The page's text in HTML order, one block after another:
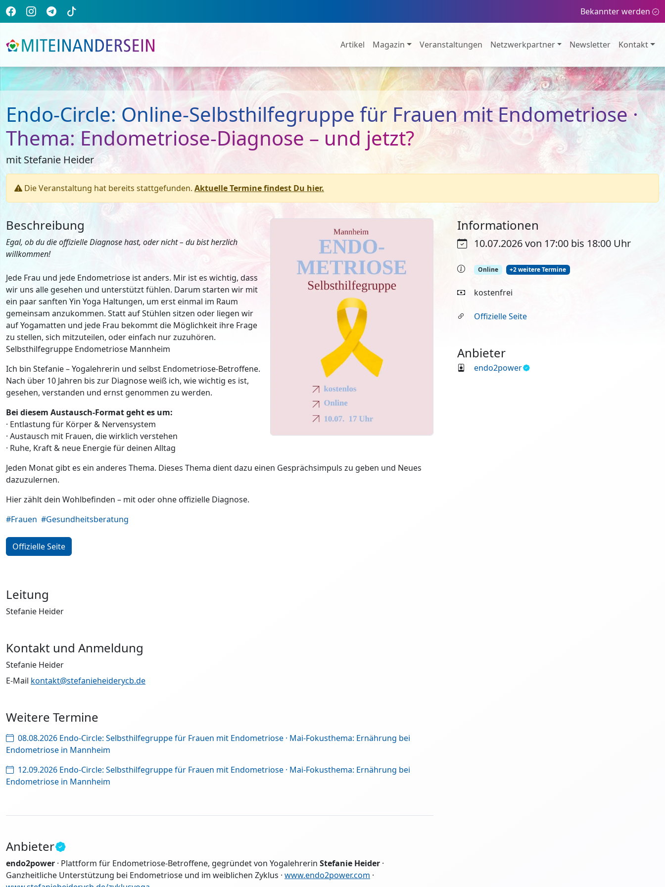
Bekannter werden
Artikel Magazin Veranstaltungen Netzwerkpartner Newsletter Kontakt
Endo-Circle: Online-Selbsthilfegruppe für Frauen mit Endometriose ·
Thema: Endometriose-Diagnose – und jetzt?
mit Stefanie Heider
Die Veranstaltung hat bereits stattgefunden. Aktuelle Termine findest Du hier.
Informationen
10.07.2026 von 17:00 bis 18:00 Uhr
Online +2 weitere Termine
kostenfrei
Offizielle Seite
Anbieter
endo2power
Beschreibung
Egal, ob du die offizielle Diagnose hast, oder nicht – du bist herzlich
willkommen!
Jede Frau und jede Endometriose ist anders. Mir ist es wichtig, dass
wir uns alle gesehen und unterstützt fühlen. Darum starten wir mit
ein paar sanften Yin Yoga Haltungen, um erst einmal im Raum
gemeinsam anzukommen. Statt auf Stühlen sitzen oder liegen wir
auf Yogamatten und jede Frau bekommt die Möglichkeit ihre Frage
zu stellen, sich mitzuteilen, oder einfach nur zuzuhören.
Selbsthilfegruppe Endometriose Mannheim
Ich bin Stefanie – Yogalehrerin und selbst Endometriose-Betroffene.
Nach über 10 Jahren bis zur Diagnose weiß ich, wie wichtig es ist,
gesehen, verstanden und ernst genommen zu werden.
Bei diesem Austausch-Format geht es um:
· Entlastung für Körper & Nervensystem
· Austausch mit Frauen, die wirklich verstehen
· Ruhe, Kraft & neue Energie für deinen Alltag
Jeden Monat gibt es ein anderes Thema. Dieses Thema dient dazu einen Gesprächsimpuls zu geben und Neues
dazuzulernen.
Hier zählt dein Wohlbefinden – mit oder ohne offizielle Diagnose.
#Frauen #Gesundheitsberatung
Offizielle Seite
Leitung
Stefanie Heider
Kontakt und Anmeldung
Stefanie Heider
E-Mail kontakt@stefanieheiderycb.de
Weitere Termine
08.08.2026 Endo-Circle: Selbsthilfegruppe für Frauen mit Endometriose · Mai-Fokusthema: Ernährung bei
Endometriose in Mannheim
12.09.2026 Endo-Circle: Selbsthilfegruppe für Frauen mit Endometriose · Mai-Fokusthema: Ernährung bei
Endometriose in Mannheim
Anbieter
endo2power · Plattform für Endometriose-Betroffene, gegründet von Yogalehrerin Stefanie Heider ·
Ganzheitliche Unterstützung bei Endometriose und im weiblichen Zyklus · www.endo2power.com ·